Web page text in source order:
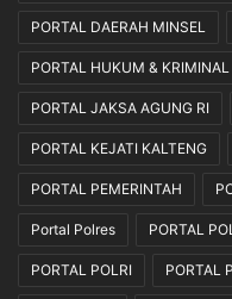
PORTAL DAERAH MINSEL
PORTAL HUKUM & KRIMINAL
PORTAL JAKSA AGUNG RI
PORTAL KEJATI KALTENG
PORTAL PEMERINTAH
Portal Polres PORTAL
PORTAL POLRI PORTAL